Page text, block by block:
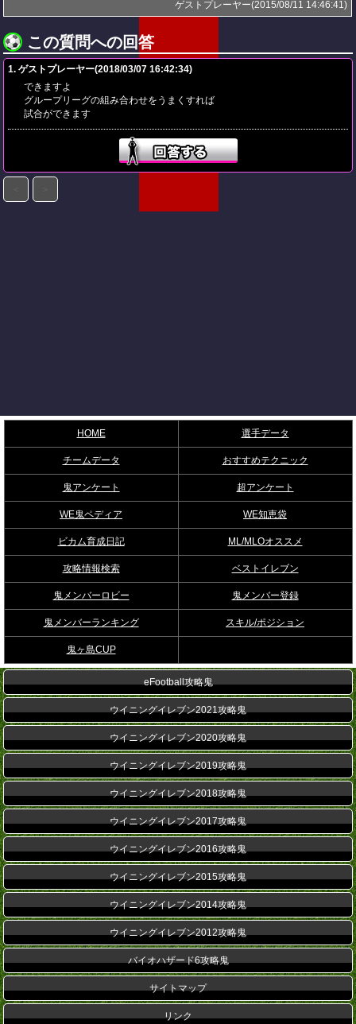
ゲストプレーヤー(2015/08/11 14:46:41)
この質問への回答
1. ゲストプレーヤー(2018/03/07 16:42:34)
できますよ
グループリーグの組み合わせをうまくすれば
試合ができます
HOME 選手データ
チームデータ おすすめテクニック
鬼アンケート 超アンケート
WE鬼ペディア WE知恵袋
ビカム育成日記 ML/MLOオススメ
攻略情報検索 ベストイレブン
鬼メンバーロビー 鬼メンバー登録
鬼メンバーランキング スキル/ポジション
鬼ヶ島CUP
eFootball攻略鬼
ウイニングイレブン2021攻略鬼
ウイニングイレブン2020攻略鬼
ウイニングイレブン2019攻略鬼
ウイニングイレブン2018攻略鬼
ウイニングイレブン2017攻略鬼
ウイニングイレブン2016攻略鬼
ウイニングイレブン2015攻略鬼
ウイニングイレブン2014攻略鬼
ウイニングイレブン2012攻略鬼
バイオハザード6攻略鬼
サイトマップ
リンク